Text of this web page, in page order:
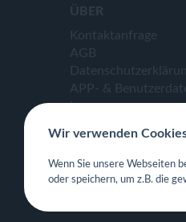
ÜBER
Kontaktanfrage
AGB
APP- &
Impressum
Wir verwenden
Wenn Sie unsere Webseiten
oder speichern, um z.B. die